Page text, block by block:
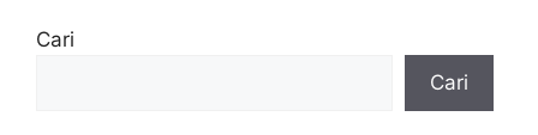
Cari
Cari